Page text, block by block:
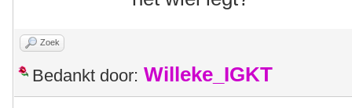
Zoek
Bedankt door: Willeke_IGKT